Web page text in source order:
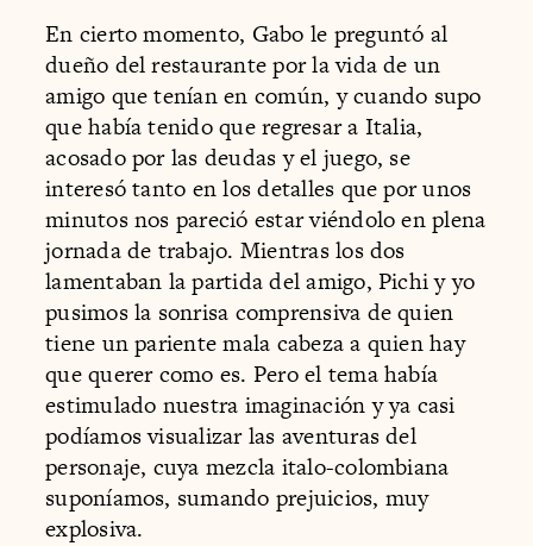
En cierto momento, Gabo le preguntó al
dueño del restaurante por la vida de un
amigo que tenían en común, y cuando supo
que había tenido que regresar a Italia,
acosado por las deudas y el juego, se
interesó tanto en los detalles que por unos
minutos nos pareció estar viéndolo en plena
jornada de trabajo. Mientras los dos
lamentaban la partida del amigo, Pichi y yo
pusimos la sonrisa comprensiva de quien
tiene un pariente mala cabeza a quien hay
que querer como es. Pero el tema había
estimulado nuestra imaginación y ya casi
podíamos visualizar las aventuras del
personaje, cuya mezcla italo-colombiana
suponíamos, sumando prejuicios, muy
explosiva.